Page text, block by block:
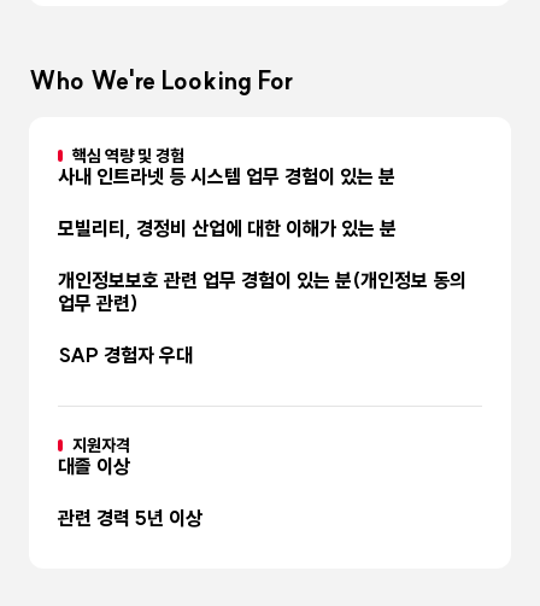
Who We're Looking For
핵심 역량 및 경험
사내 인트라넷 등 시스템 업무 경험이 있는 분
모빌리티, 경정비 산업에 대한 이해가 있는 분
개인정보보호 관련 업무 경험이 있는 분(개인정보 동의
업무 관련)
SAP 경험자 우대
지원자격
대졸 이상
관련 경력 5년 이상